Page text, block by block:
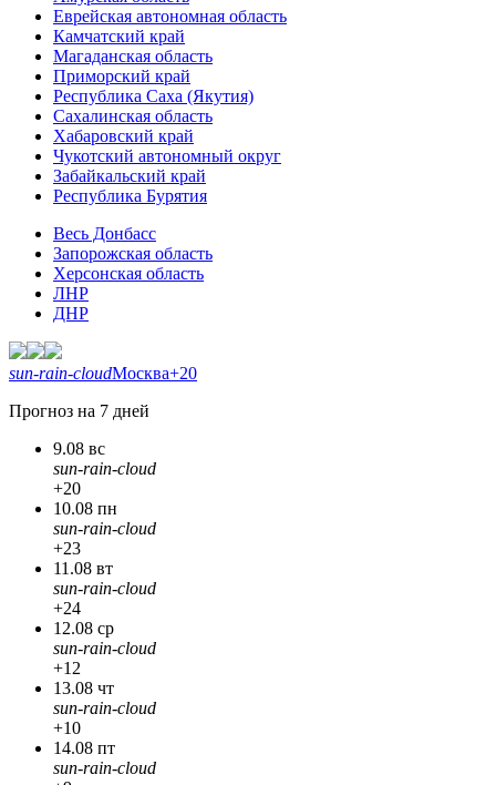
Еврейская автономная область
Камчатский край
Магаданская область
Приморский край
Республика Саха (Якутия)
Сахалинская область
Хабаровский край
Чукотский автономный округ
Забайкальский край
Республика Бурятия
Весь Донбасс
Запорожская область
Херсонская область
ЛНР
ДНР
sun-rain-cloudМосква+20
Прогноз на 7 дней
9.08 вс
sun-rain-cloud
+20
10.08 пн
sun-rain-cloud
+23
11.08 вт
sun-rain-cloud
+24
12.08 ср
sun-rain-cloud
+12
13.08 чт
sun-rain-cloud
+10
14.08 пт
sun-rain-cloud